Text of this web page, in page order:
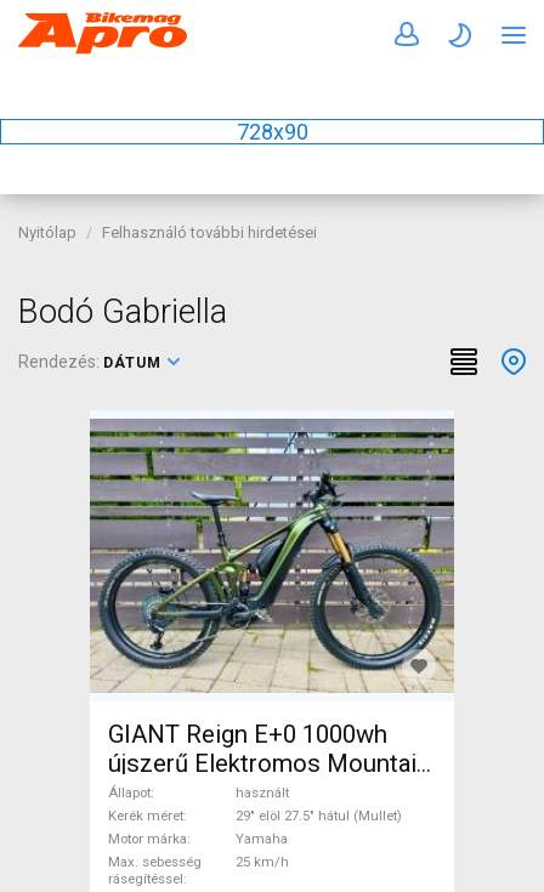
728x90
Nyitólap Felhasználó további hirdetései
Bodó Gabriella
Rendezés: DÁTUM
GIANT Reign E+0 1000wh
újszerű Elektromos Mountain
Bike 29" elöl 27.5" hátul
(Mullet) össztelós / fully
Yamaha használt ELADÓ
Állapot
használt
Kerék méret
29" elöl 27.5" hátul (Mullet)
Motor márka
Yamaha
Max. sebesség
rásegítéssel
25 km/h